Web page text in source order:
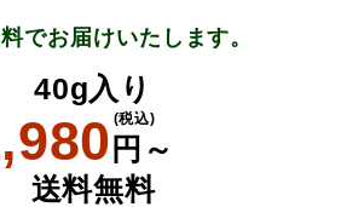
でお届けいたします。
40g入り
円～
(税込)
送料無料